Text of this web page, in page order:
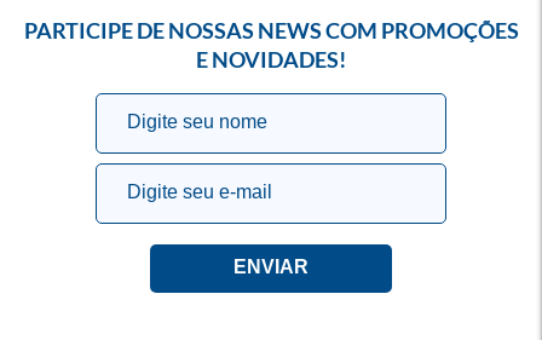
PARTICIPE DE NOSSAS NEWS COM PROMOÇÕES
E NOVIDADES!